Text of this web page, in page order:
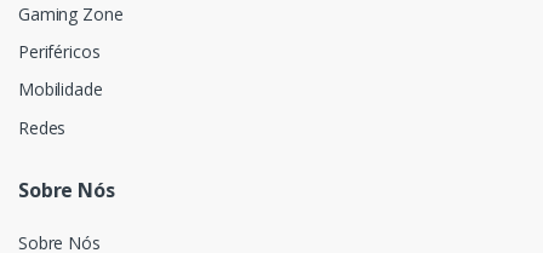
Gaming Zone
Periféricos
Mobilidade
Redes
Sobre Nós
Sobre Nós